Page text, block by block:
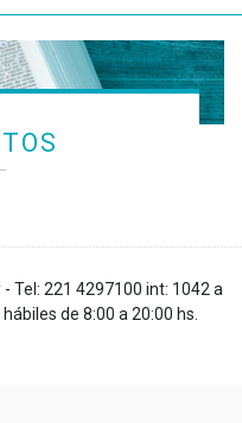
- Tel: 221 4297100 int: 1042 a
de 8:00 a 20:00 hs.